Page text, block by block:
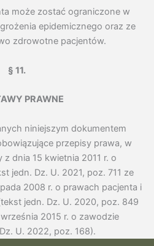
może zostać ograniczone w
epidemicznego oraz ze
zdrowotne pacjentów.
§ 11.
PRAWNE
niniejszym dokumentem
przepisy prawa, w
dnia 15 kwietnia 2011 r. o
jedn. Dz. U. 2021, poz. 711 ze
2008 r. o prawach pacjenta i
jedn. Dz. U. 2020, poz. 849
2015 r. o zawodzie
U. 2022, poz. 168).